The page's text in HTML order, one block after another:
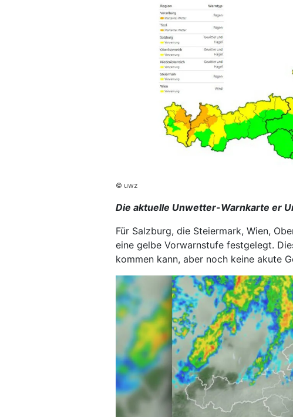
© uwz
Die aktuelle Unwetter-Warnkarte er
Für Salzburg, die Steiermark, Wien,
eine gelbe Vorwarnstufe festgelegt.
kommen kann, aber noch keine akute